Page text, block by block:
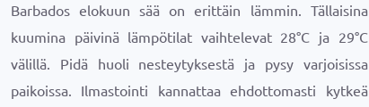
Barbados elokuun sää on erittäin lämmin. Tällaisina
kuumina päivinä lämpötilat vaihtelevat 28°C ja 29°C
välillä. Pidä huoli nesteytyksestä ja pysy varjoisissa
paikoissa. Ilmastointi kannattaa ehdottomasti kytkeä